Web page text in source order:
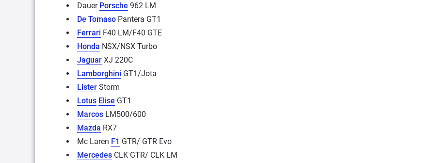
Dauer Porsche 962 LM
De Tomaso Pantera GT1
Ferrari F40 LM/F40 GTE
Honda NSX/NSX Turbo
Jaguar XJ 220C
Lamborghini GT1/Jota
Lister Storm
Lotus Elise GT1
Marcos LM500/600
Mazda RX7
Mc Laren F1 GTR/ GTR Evo
Mercedes CLK GTR/ CLK LM